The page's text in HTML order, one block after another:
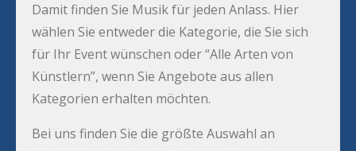
Damit finden Sie Musik für jeden Anlass. Hier
wählen Sie entweder die Kategorie, die Sie sich
für Ihr Event wünschen oder “Alle Arten von
Künstlern”, wenn Sie Angebote aus allen
Kategorien erhalten möchten.
Bei uns finden Sie die größte Auswahl an